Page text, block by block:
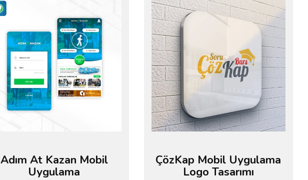
Adım At Kazan Mobil
Uygulama
ÇözKap Mobil Uygulama
Logo Tasarımı